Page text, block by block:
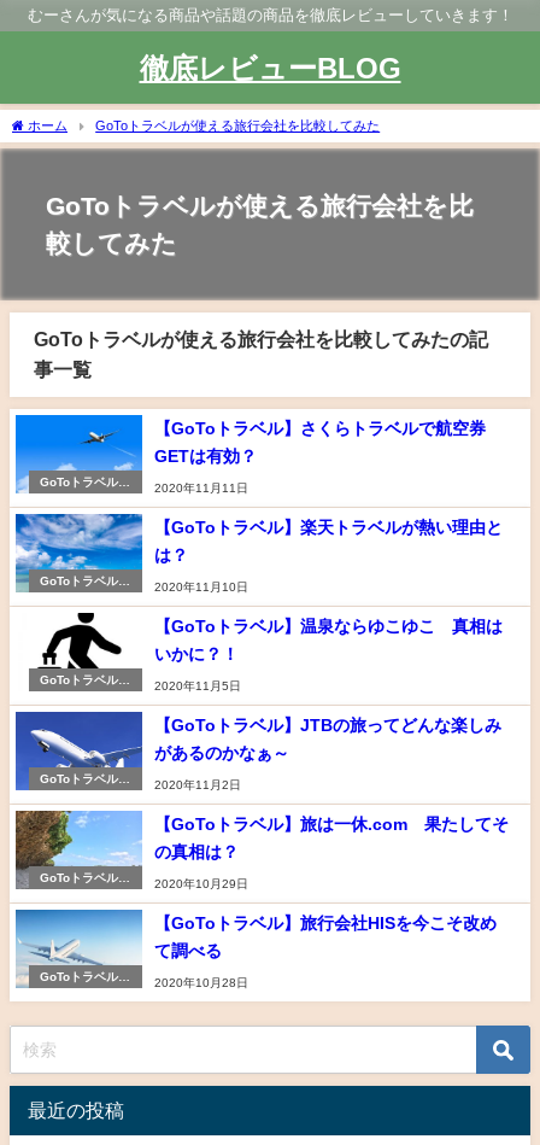
むーさんが気になる商品や話題の商品を徹底レビューしていきます！
徹底レビューBLOG
ホーム GoToトラベルが使える旅行会社を比較してみた
GoToトラベルが使える旅行会社を比
較してみた
GoToトラベルが使える旅行会社を比較してみたの記
事一覧
GoToトラベルが
比較してみた
【GoToトラベル】さくらトラベルで航空券
GETは有効？
2020年11月11日
GoToトラベルが
比較してみた
【GoToトラベル】楽天トラベルが熱い理由と
は？
2020年11月10日
GoToトラベルが
【GoToトラベル】温泉ならゆこゆこ 真相は
いかに？！
2020年11月5日
GoToトラベルが
比較してみた
【GoToトラベル】JTBの旅ってどんな楽しみ
があるのかなぁ～
2020年11月2日
GoToトラベルが
比較してみた
【GoToトラベル】旅は一休.com 果たしてそ
の真相は？
2020年10月29日
GoToトラベルが
【GoToトラベル】旅行会社HISを今こそ改め
て調べる
2020年10月28日
最近の投稿